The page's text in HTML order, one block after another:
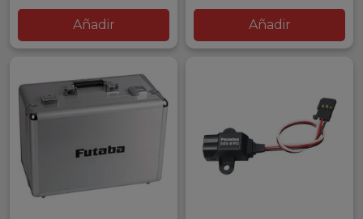
Añadir Añadir